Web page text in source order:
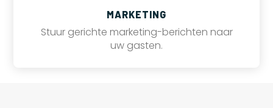
MARKETING
Stuur gerichte marketing-berichten naar
uw gasten.